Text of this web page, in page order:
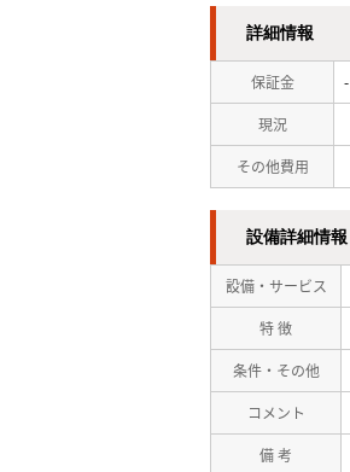
詳細情報
保証金 -
現況
その他費用
設備詳細情報
設備・サービス
特 徴
条件・その他
コメント
備 考